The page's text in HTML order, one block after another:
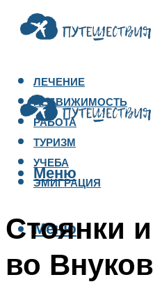
ЛЕЧЕНИЕ
НЕДВИЖИМОСТЬ
РАБОТА
ТУРИЗМ
УЧЕБА
ЭМИГРАЦИЯ
Меню
Меню
Стоянки
во